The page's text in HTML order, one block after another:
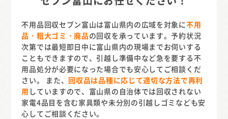
不用品回収セブン富山は富山県内の広域を対象に不用
品・粗大ゴミ・廃品の回収を承っています。予約状況
次第では最短即日中に富山県内の現場までお伺いする
こともできますので、引越し準備中など急を要する不
用品処分が必要になった場合でも安心してご相談くだ
さい。 また、 回収品は品種に応じて適切な方法で再利
用 していますので、富山県の自治体では回収されない
家電4品目を含む家具類や未分別の引越しゴミなども安
心してご相談ください。